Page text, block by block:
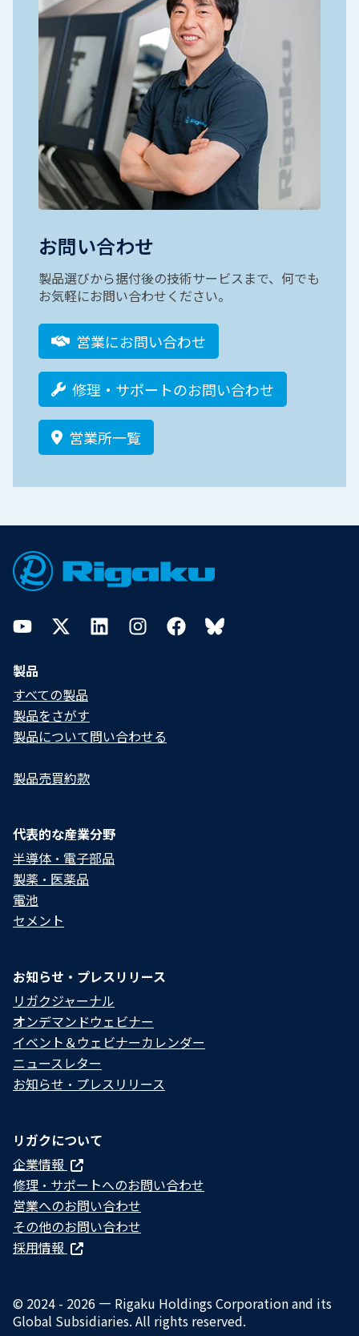
お問い合わせ
製品選びから据付後の技術サービスまで、何でも
お気軽にお問い合わせください。
営業にお問い合わせ
修理・サポートのお問い合わせ
営業所一覧
Footer
YouTubeTwitterLinkedInInstagramFacebookBluesky
製品
すべての製品
製品をさがす
製品について問い合わせる​
製品売買約款
代表的な産業分野
半導体・電子部品
製薬・医薬品
電池
セメント
お知らせ・プレスリリース
リガクジャーナル
オンデマンドウェビナー
イベント＆ウェビナーカレンダー
ニュースレター
お知らせ・プレスリリース
リガクについて
企業情報
修理・サポートへのお問い合わせ
営業へのお問い合わせ
その他のお問い合わせ
採用情報
© 2024 - 2026 — Rigaku Holdings Corporation and its
Global Subsidiaries. All rights reserved.